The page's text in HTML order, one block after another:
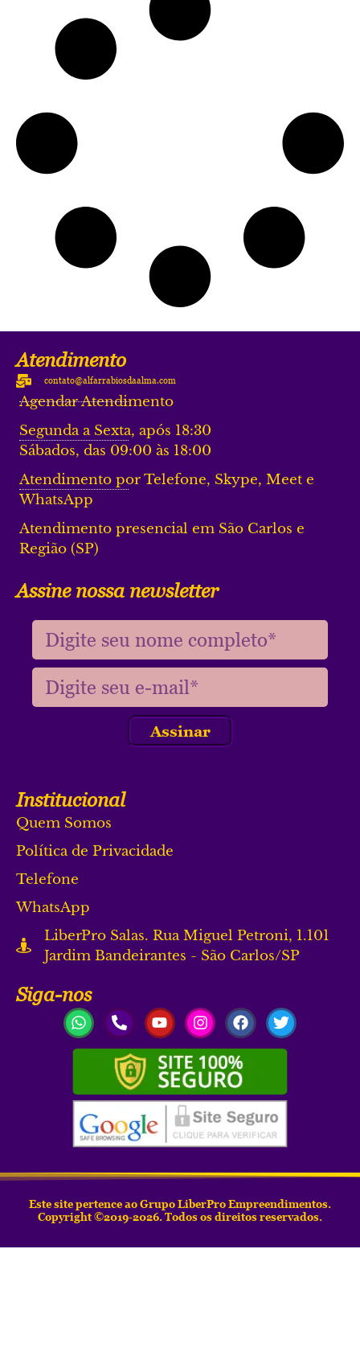
Atendimento
contato@alfarrabiosdaalma.com
Agendar Atendimento
Segunda a Sexta, após 18:30
Sábados, das 09:00 às 18:00
Atendimento por Telefone, Skype, Meet e
WhatsApp
Atendimento presencial em São Carlos e
Região (SP)
Assine nossa newsletter
Assinar
Institucional
Quem Somos
Política de Privacidade
Telefone
WhatsApp
LiberPro Salas. Rua Miguel Petroni, 1.101
Jardim Bandeirantes - São Carlos/SP
Siga-nos
Este site pertence ao Grupo LiberPro Empreendimentos.
Copyright ©2019-2026. Todos os direitos reservados.